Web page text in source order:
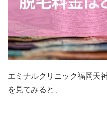
エミナルクリニック福岡天
を見てみると、